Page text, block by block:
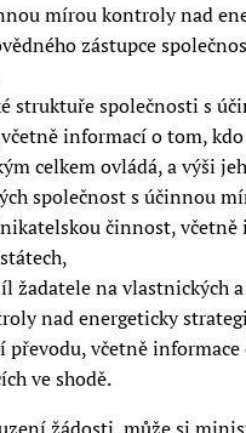
mírou kontroly nad
zástupce
struktuře společnosti s
informací o tom,
celkem ovládá, a výši
společnost s účinnou
činnost,
žadatele na vlastnických
nad energeticky
převodu, včetně
ve shodě.